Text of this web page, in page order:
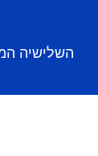
השלישיה